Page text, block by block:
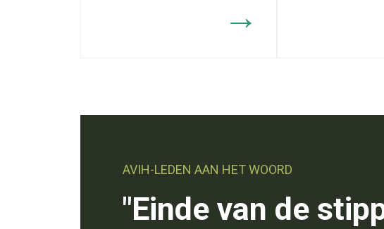
AVIH-LEDEN AAN HET WOORD
"Einde van de